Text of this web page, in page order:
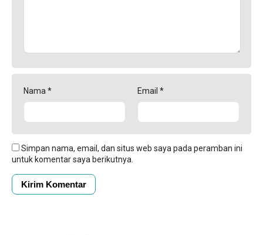
Nama * Email *
Simpan nama, email, dan situs web saya pada peramban ini
untuk komentar saya berikutnya.